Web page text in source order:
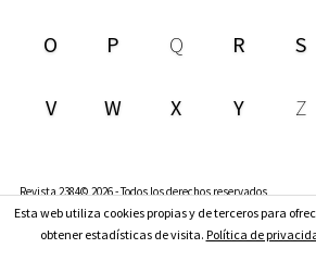
Esta web utiliza cookies propias y de terceros para
obtener estadísticas de visita. Política de
O P Q R S
V W X Y Z
Revista 2384© 2026 - Todos los derechos reservados
Suscríbete